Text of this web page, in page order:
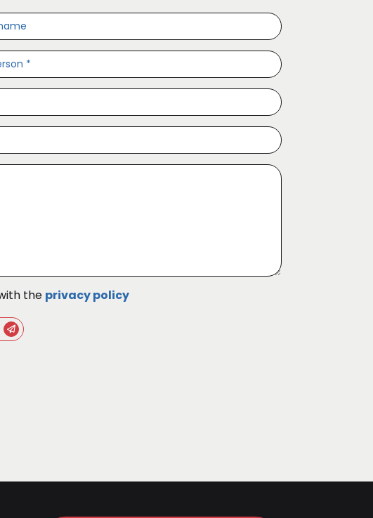
the privacy policy